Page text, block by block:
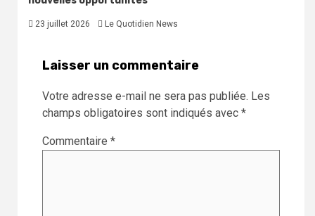
23 juillet 2026 Le Quotidien News
Laisser un commentaire
Votre adresse e-mail ne sera pas publiée. Les
champs obligatoires sont indiqués avec *
Commentaire *